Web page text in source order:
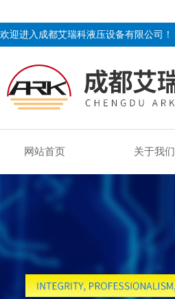
欢迎进入成都艾瑞科液压设备有限公司！
网站首页 关于我们